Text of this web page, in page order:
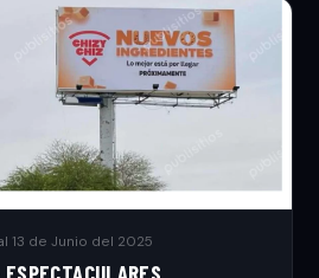
13 de Junio del 2025